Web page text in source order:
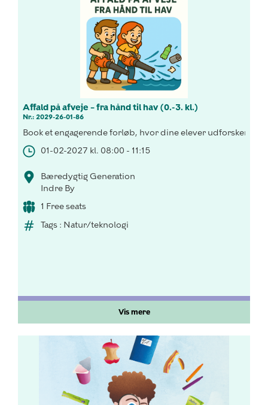
Affald på afveje – fra hånd til hav (0.-3. kl.)
Nr.: 2029-26-01-86
Book et engagerende forløb, hvor dine elever udforsker
01-02-2027 kl. 08:00 - 11:15
Bæredygtig Generation
Indre By
1 Free seats
Tags : Natur/teknologi
Vis mere